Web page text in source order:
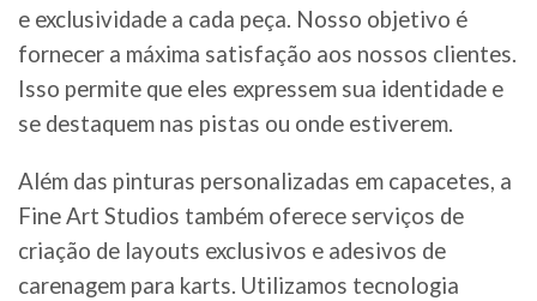
e exclusividade a cada peça. Nosso objetivo é
fornecer a máxima satisfação aos nossos clientes.
Isso permite que eles expressem sua identidade e
se destaquem nas pistas ou onde estiverem.
Além das pinturas personalizadas em capacetes, a
Fine Art Studios também oferece serviços de
criação de layouts exclusivos e adesivos de
carenagem para karts. Utilizamos tecnologia